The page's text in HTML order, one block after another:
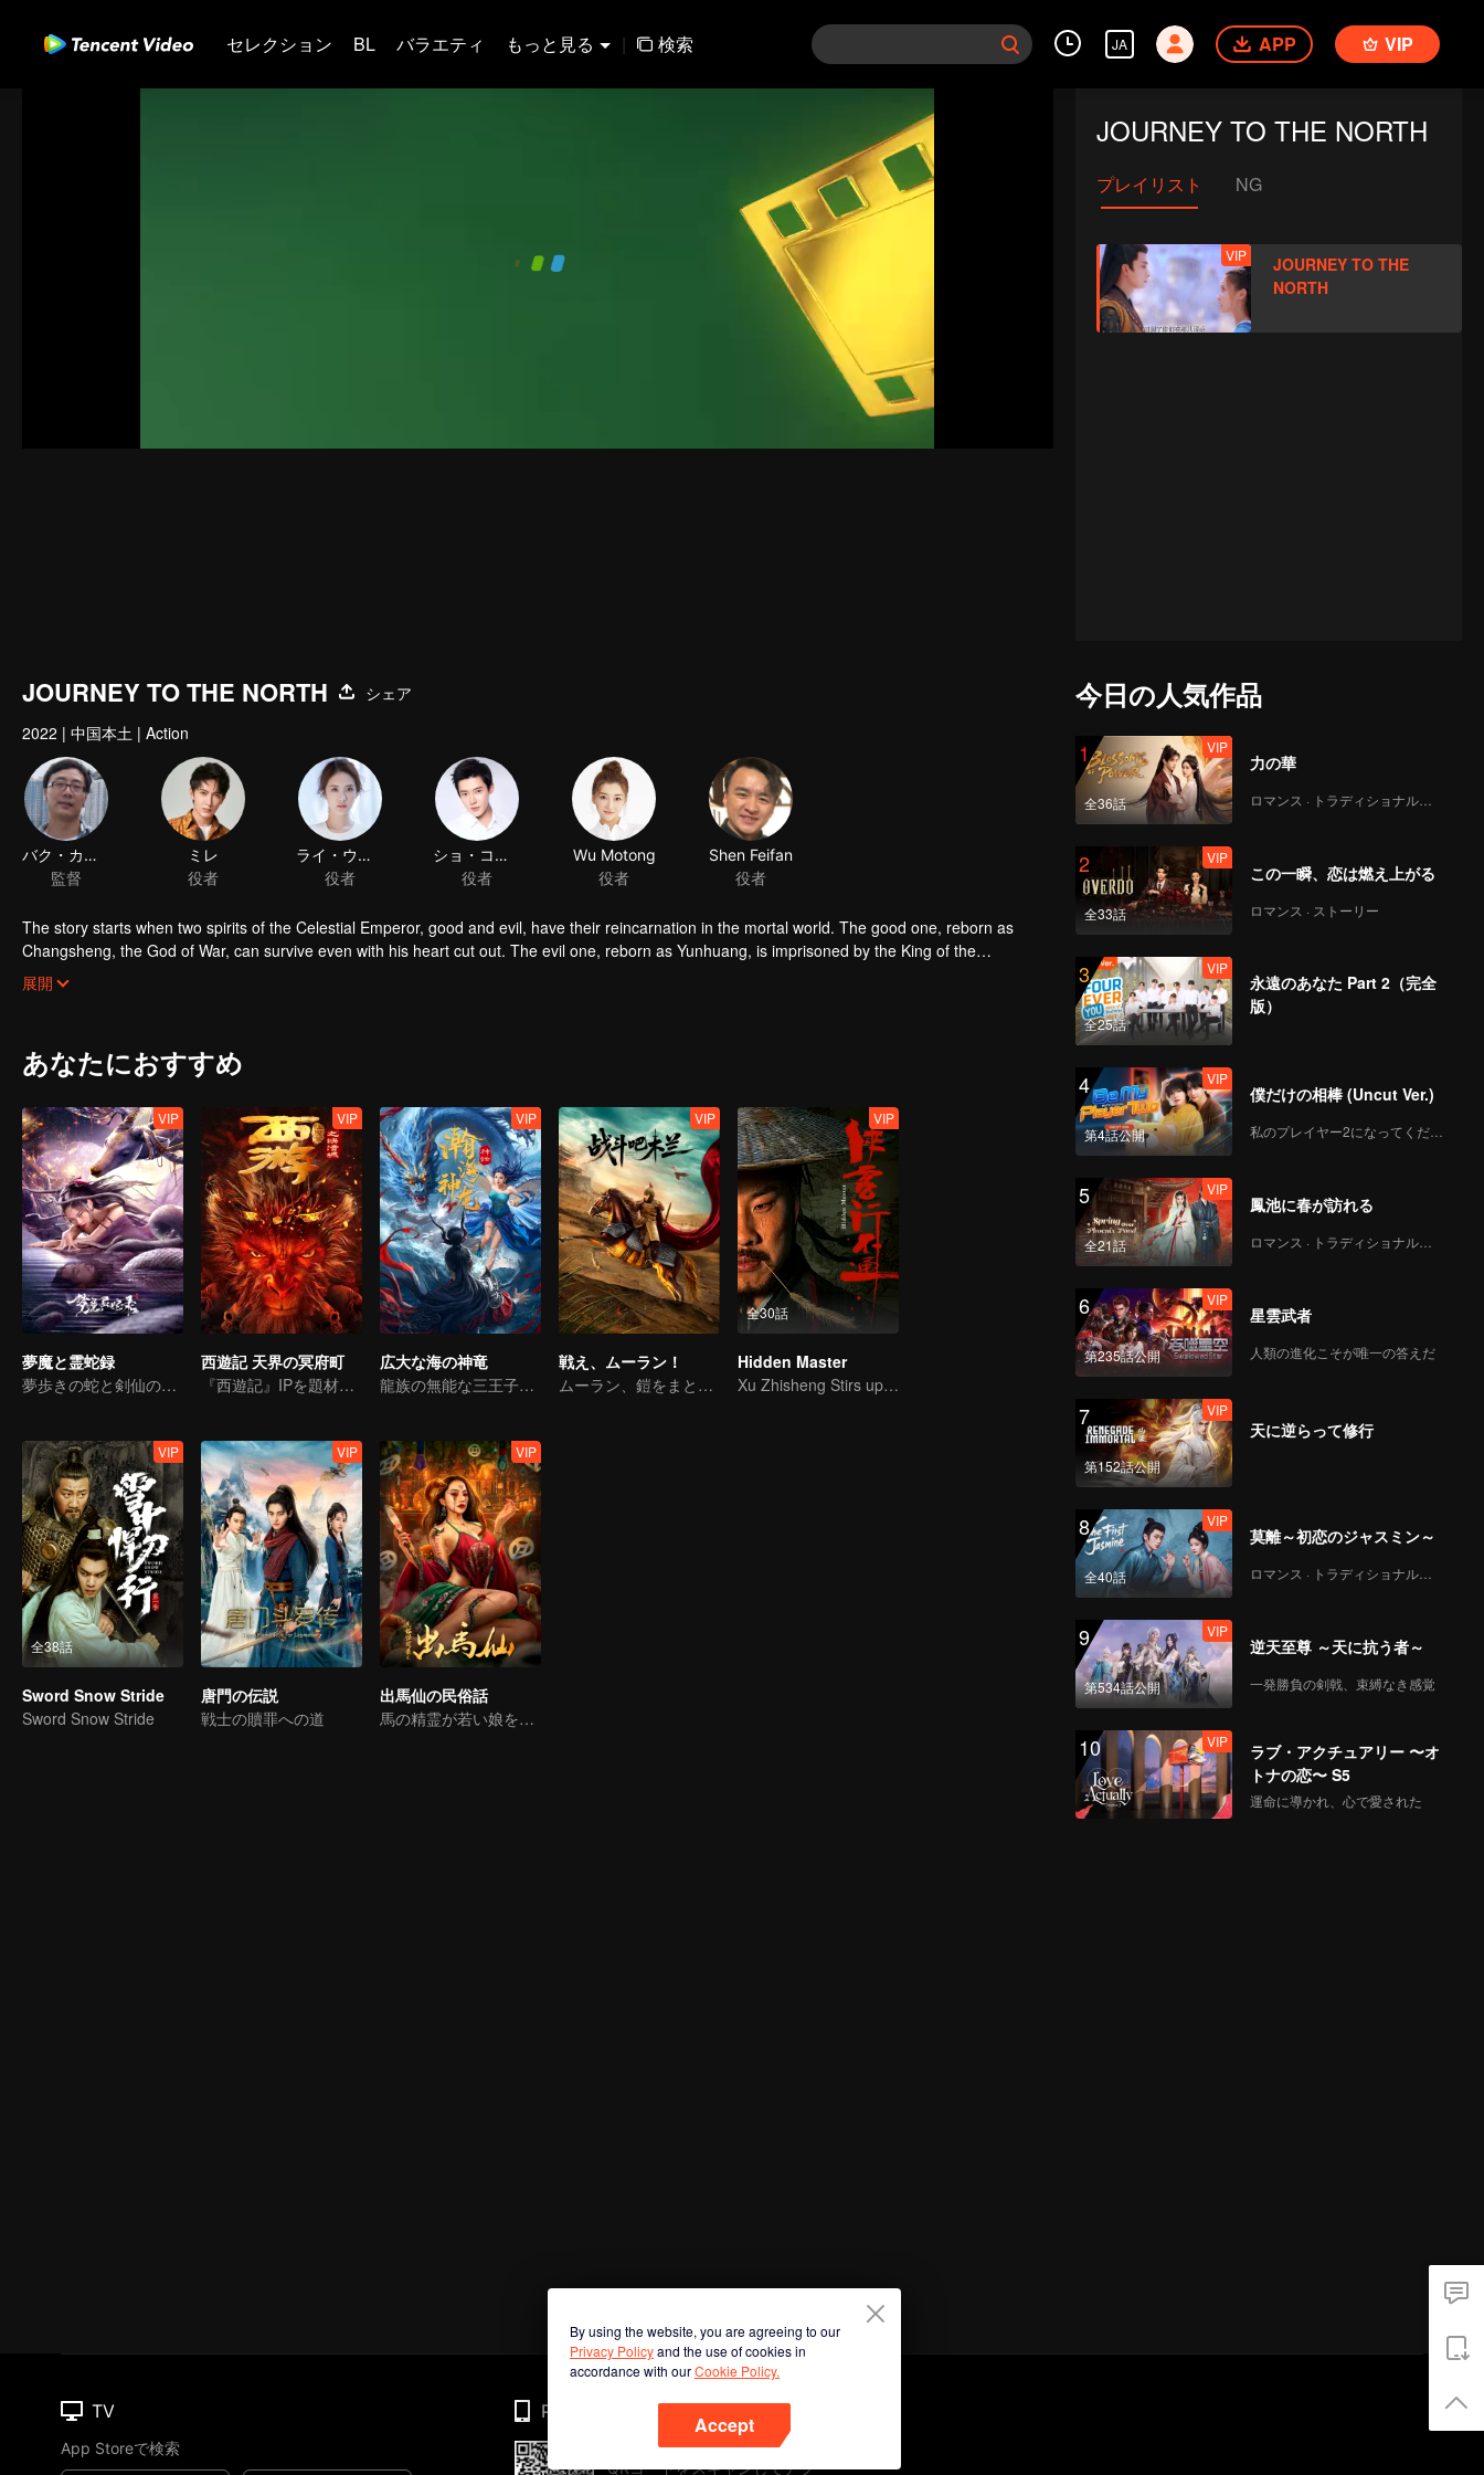
セレクション BL バラエティ もっと見る | 検索 JA APP VIP
JOURNEY TO THE NORTH
プレイリスト NG
VIP
JOURNEY TO THE
NORTH
JOURNEY TO THE NORTH
シェア
2022 | 中国本土 | Action
バク・カンシ
監督
ミレ
役者
ライ・ウモウ
役者
ショ・コウヒ
役者
Wu Motong
役者
Shen Feifan
役者
The story starts when two spirits of the Celestial Emperor, good and evil, have their reincarnation in the mortal world. The good one, reborn as
Changsheng, the God of War, can survive even with his heart cut out. The evil one, reborn as Yunhuang, is imprisoned by the King of the
Netherworld in the Demon Hell for a hundred years. Every day, he’s tortured by Soul-eating Nail. Conspiracies come one after another, making the
two spirits fight against each other. Chenghuang, the divine beast, turns into a pretty young girl to seduce the God of War and kills him for
and Chenghuang a hundred years ago. The seal of the netherworld is removed. When demon soldiers break into the mortal world, people are
Emperor?
展開
あなたにおすすめ
VIP
夢魔と霊蛇録
夢歩きの蛇と剣仙の過去
VIP
西遊記 天界の冥府町
『西遊記』IPを題材にした新作ファンタジーが登場！
VIP
広大な海の神竜
龍族の無能な三王子が逆襲する
VIP
戦え、ムーラン！
ムーラン、鎧をまとい再び戦場へ、そして大混乱を巻き起こす
全30話
VIP
Hidden Master
Xu Zhisheng Stirs up a Hilarious Storm in the Martial World
全38話
VIP
Sword Snow Stride
Sword Snow Stride
VIP
唐門の伝説
戦士の贖罪への道
VIP
出馬仙の民俗話
馬の精霊が若い娘を生贄に捧げて不老不死を祈る
今日の人気作品
1
全36話
VIP
力の華
ロマンス · トラディショナル・コスチューム
2
全33話
VIP
この一瞬、恋は燃え上がる
ロマンス · ストーリー
3
全25話
VIP
永遠のあなた Part 2（完全
版）
4
第4話公開
VIP
僕だけの相棒 (Uncut Ver.)
私のプレイヤー2になってください
5
全21話
VIP
鳳池に春が訪れる
ロマンス · トラディショナル・コスチューム
6
第235話公開
VIP
星雲武者
人類の進化こそが唯一の答えだ
7
第152話公開
VIP
天に逆らって修行
8
全40話
VIP
莫離～初恋のジャスミン～
ロマンス · トラディショナル・コスチューム
9
第534話公開
VIP
逆天至尊 ～天に抗う者～
一発勝負の剣戟、束縛なき感覚
10 VIP
ラブ・アクチュアリー 〜オ
トナの恋〜 S5
運命に導かれ、心で愛された
By using the website, you are agreeing to our
Privacy Policyand the use of cookies in
accordance with ourCookie Policy.
Accept
TV
App Storeで検索
Phone
QRコードをスキャンしてアプ